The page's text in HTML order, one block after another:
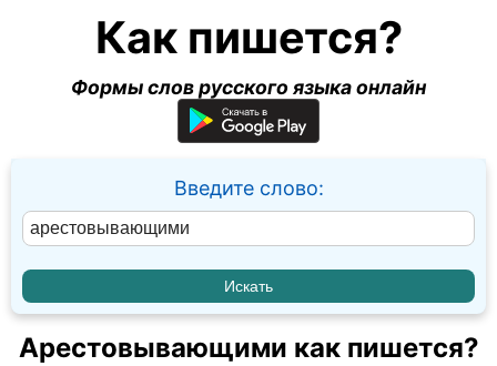
Как пишется?
Формы слов русского языка онлайн
Введите слово:
Арестовывающими как пишется?